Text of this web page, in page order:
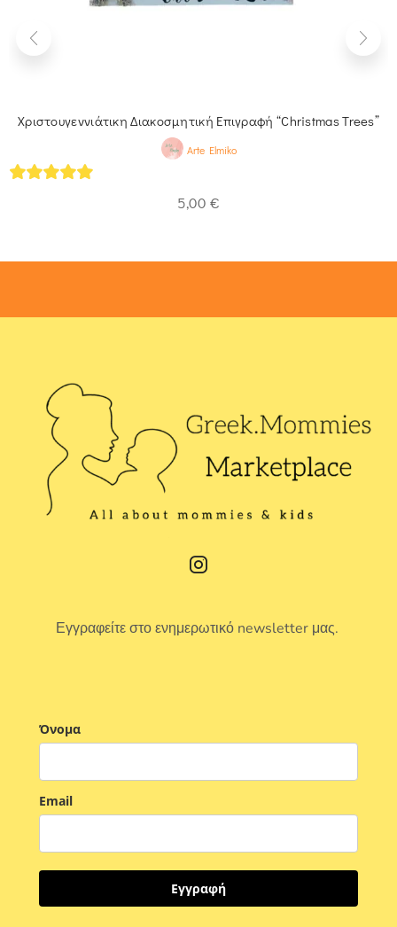
Χριστουγεννιάτικη Διακοσμητική Επιγραφή “Christmas Trees”
Arte Elmiko
5,00 €
Εγγραφείτε στο ενημερωτικό newsletter μας.
Όνομα
Email
Εγγραφή